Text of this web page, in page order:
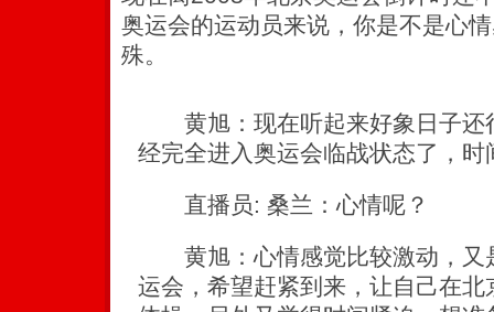
奥运会的运动员来说，你是不是心
殊。
黄旭：现在听起来好象日子还
经完全进入奥运会临战状态了，时
直播员: 桑兰：心情呢？
黄旭：心情感觉比较激动，又
运会，希望赶紧到来，让自己在